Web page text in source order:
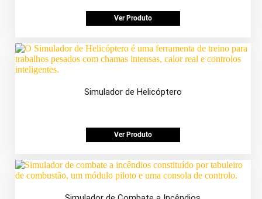
Ver Produto
Simulador de Helicóptero
Ver Produto